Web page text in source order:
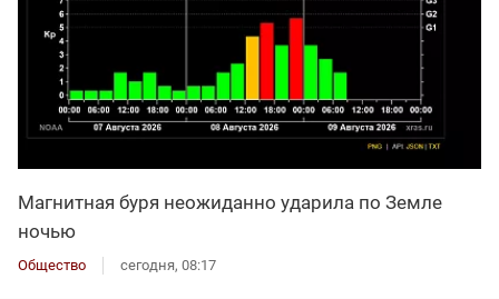
Магнитная буря неожиданно ударила по Земле
ночью
Общество сегодня, 08:17